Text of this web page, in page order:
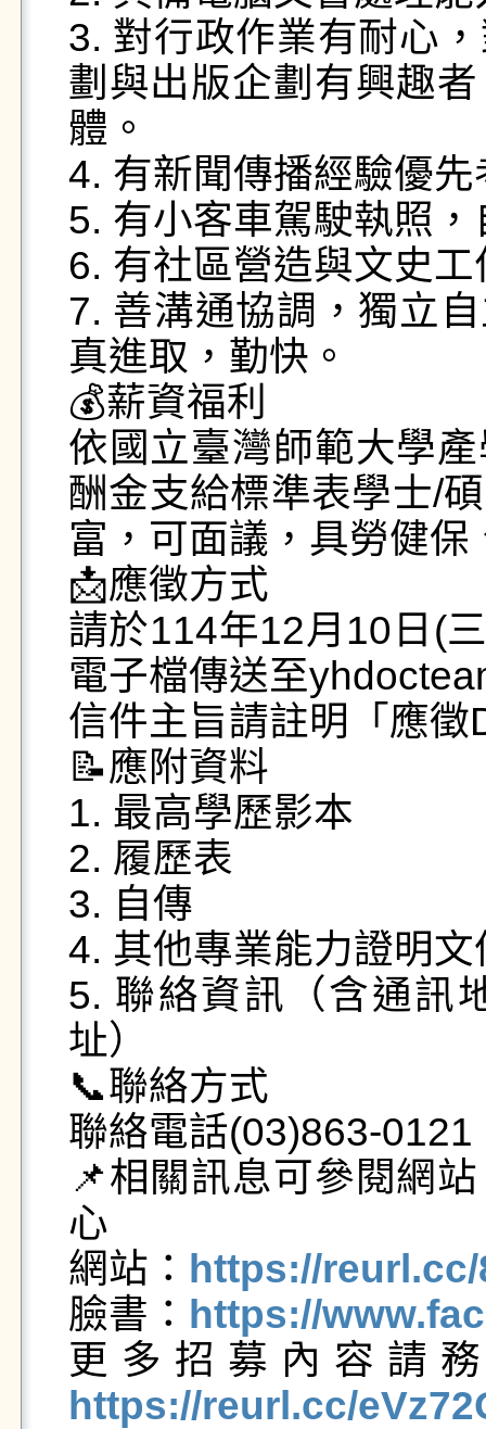
3. 對行政作業有耐心
劃與出版企劃有興趣
體。
4. 有新聞傳播經驗優先
5. 有小客車駕駛執照
6. 有社區營造與文史
7. 善溝通協調，獨立
真進取，勤快。
💰薪資福利
依國立臺灣師範大學
酬金支給標準表學士/
富，可面議，具勞健
📩應徵方式
請於114年12月10日(
電子檔傳送至
信件主旨請註明「應
📝應附資料
1. 最高學歷影本
2. 履歷表
3. 自傳
4. 其他專業能力證明文
5. 聯絡資訊（含通訊
址）
📞聯絡方式
聯絡電話(03)863-0121
📌相關訊息可參閱網
心
網站： https://
臉書： https://
更多招募內容請
https://reurl.cc/